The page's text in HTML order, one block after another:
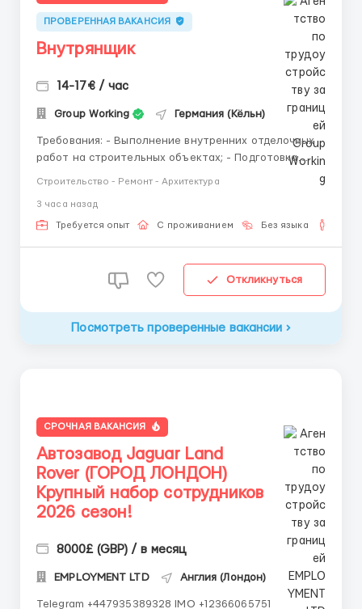
ПРОВЕРЕННАЯ ВАКАНСИЯ
Внутрянщик
14-17€ / час
Group Working Германия (Кёльн)
Требования: - Выполнение внутренних отделочных
работ на строительных объектах; - Подготовка
работы; - Монтаж гипсокартонных конструкций
(стены, перегородки, потолки); - Укладка плитки на
Строительство - Ремонт - Архитектура
3 часа назад
Требуется опыт С проживанием Без языка
Откликнуться
Посмотреть проверенные вакансии
СРОЧНАЯ ВАКАНСИЯ
Автозавод Jaguar Land
Rover (ГОРОД ЛОНДОН)
Крупный набор сотрудников
2026 сезон!
8000£ (GBP) / в месяц
EMPLOYMENT LTD Англия (Лондон)
Telegram +447935389328 IMO +12366065751